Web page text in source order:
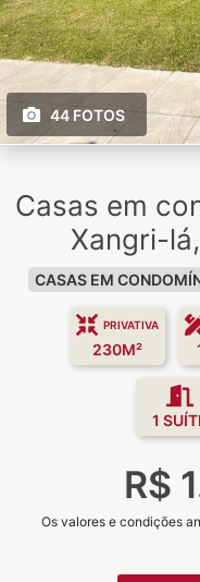
44 FOTOS
Casas em
Xangri-
CASAS EM
PRIVATIVA
230M²
1
R$
Os valores e condições